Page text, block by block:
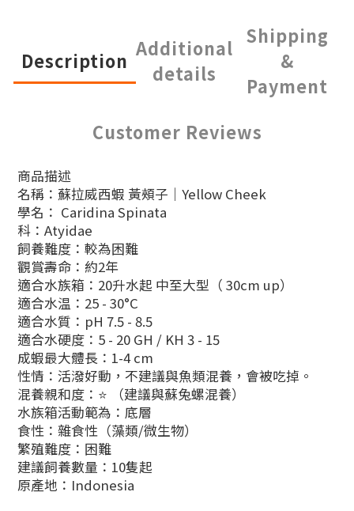
Description
Additional
details
Shipping
&
Payment
Customer Reviews
商品描述
名稱：蘇拉威西蝦 黃頰子｜Yellow Cheek
學名： Caridina Spinata
科：Atyidae
飼養難度：較為困難
觀賞壽命：約2年
適合水族箱：20升水起 中至大型（ 30cm up）
適合水温：25 - 30°C
適合水質：pH 7.5 - 8.5
適合水硬度：5 - 20 GH / KH 3 - 15
成蝦最大體長：1-4 cm
性情：活潑好動，不建議與魚類混養，會被吃掉。
混養親和度：⭐ （建議與蘇兔螺混養）
水族箱活動範為：底層
食性：雜食性（藻類/微生物）
繁殖難度：困難
建議飼養數量：10隻起
原產地：Indonesia